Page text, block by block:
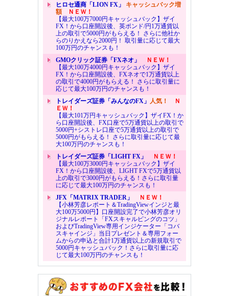
ヒロセ通商「LION FX」 キャッシュバック増
額ＮＥＷ！
【最大100万7000円キャッシュバック】ザイ
FX！から口座開設後、英ポンド/円1万通貨以
上の取引で5000円がもらえる！ さらに他社か
らのりかえなら2000円！ 取引量に応じて最大
100万円のチャンスも！
GMOクリック証券「FXネオ」
ＮＥＷ！
【最大100万4000円キャッシュバック】ザイ
FX！から口座開設後、FXネオで1万通貨以上
の取引で4000円がもらえる！ さらに取引量に
応じて最大100万円のチャンスも！
トレイダーズ証券「みんなのFX」 人気！
Ｎ
ＥＷ！
【最大101万円キャッシュバック】ザイFX！か
ら口座開設後、FX口座で5万通貨以上の取引で
5000円+シストレ口座で5万通貨以上の取引で
5000円がもらえる！ さらに取引量に応じて最
大100万円のチャンスも！
トレイダーズ証券「LIGHT FX」
ＮＥＷ！
【最大100万3000円キャッシュバック】ザイ
FX！から口座開設後、LIGHT FXで5万通貨以
上の取引で3000円がもらえる！さらに取引量
に応じて最大100万円のチャンスも！
JFX「MATRIX TRADER」
ＮＥＷ！
【小林芳彦レポート＆TradingViewインジと最
大100万5000円】口座開設完了で小林芳彦オリ
ジナルレポート「FXスキャルピングのコツ」
およびTradingView専用インジケーター「コバ
スキャインジ」当日プレゼント＆専用フォー
ムからの申込と合計1万通貨以上の新規取引で
5000円キャッシュバック！さらに取引量に応
じて最大100万円のチャンスも！